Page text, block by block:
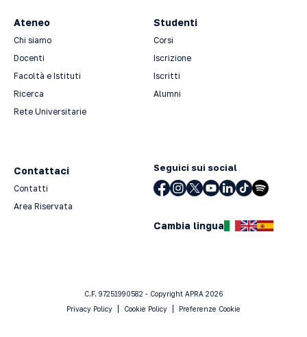
Ateneo
Chi siamo
Docenti
Facoltà e Istituti
Ricerca
Rete Universitarie
Studenti
Corsi
Iscrizione
Iscritti
Alumni
Contattaci
Contatti
Area Riservata
Seguici sui social
Cambia lingua
C.F. 97251990582 - Copyright APRA 2026
Privacy Policy
Cookie Policy Preferenze Cookie